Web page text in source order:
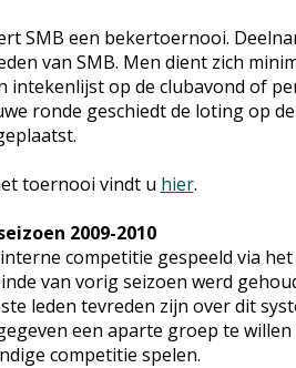
SMB een bekertoernooi.
van SMB. Men dient zich
intekenlijst op de clubavond of
ronde geschiedt de loting op
toernooi vindt u hier.
2009-2010
competitie gespeeld via het
van vorig seizoen werd
leden tevreden zijn over dit
een aparte groep te
competitie spelen.